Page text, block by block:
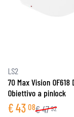
LS2
70 Max Vision OF618
Obiettivo a pinlock
€43 08€47 92